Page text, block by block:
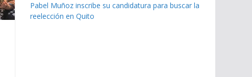
Pabel Muñoz inscribe su candidatura para buscar la
reelección en Quito